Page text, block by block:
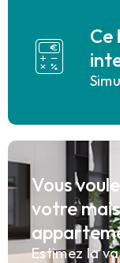
Ce
Vous
votre
Estimez la